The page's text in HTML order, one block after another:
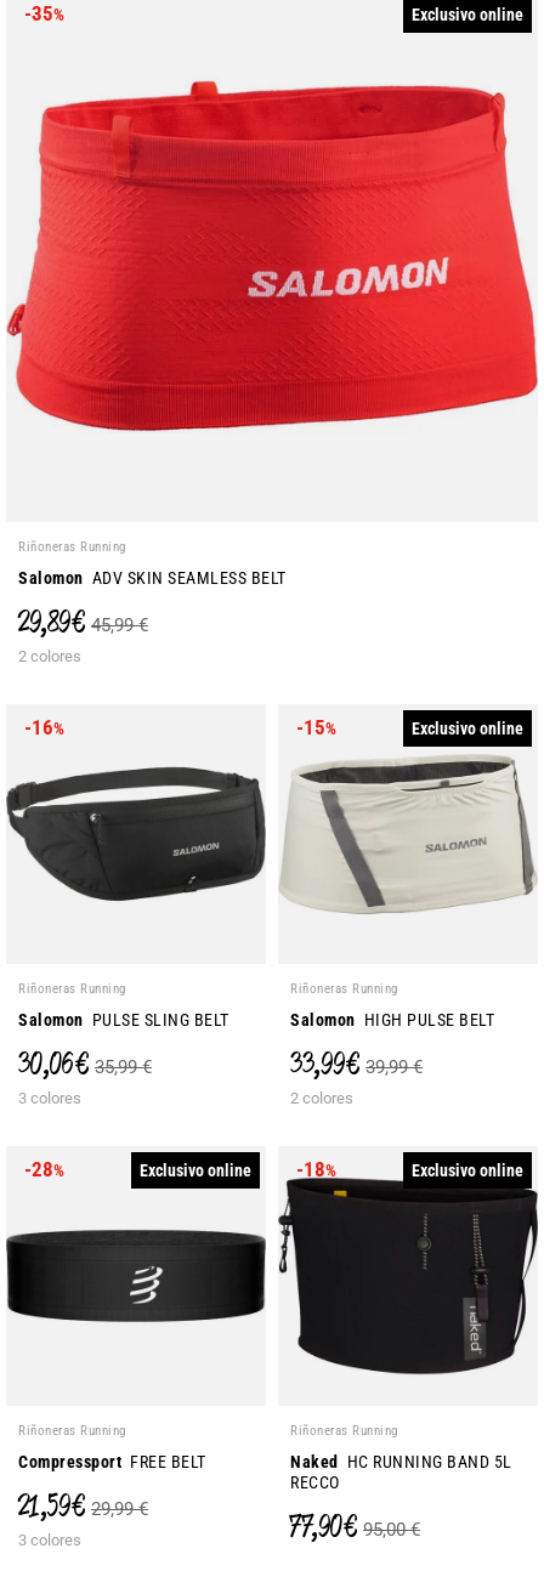
-35% Exclusivo online
Riñoneras Running
Salomon ADV SKIN SEAMLESS BELT
29,89 € 45,99 €
2 colores
-16%
Riñoneras Running
Salomon PULSE SLING BELT
30,06 € 35,99 €
3 colores
-15% Exclusivo online
Riñoneras Running
Salomon HIGH PULSE BELT
33,99 € 39,99 €
2 colores
-28% Exclusivo online
Riñoneras Running
Compressport FREE BELT
21,59 € 29,99 €
3 colores
-18% Exclusivo online
Riñoneras Running
Naked
HC RUNNING BAND 5L
RECCO
77,90 € 95,00 €